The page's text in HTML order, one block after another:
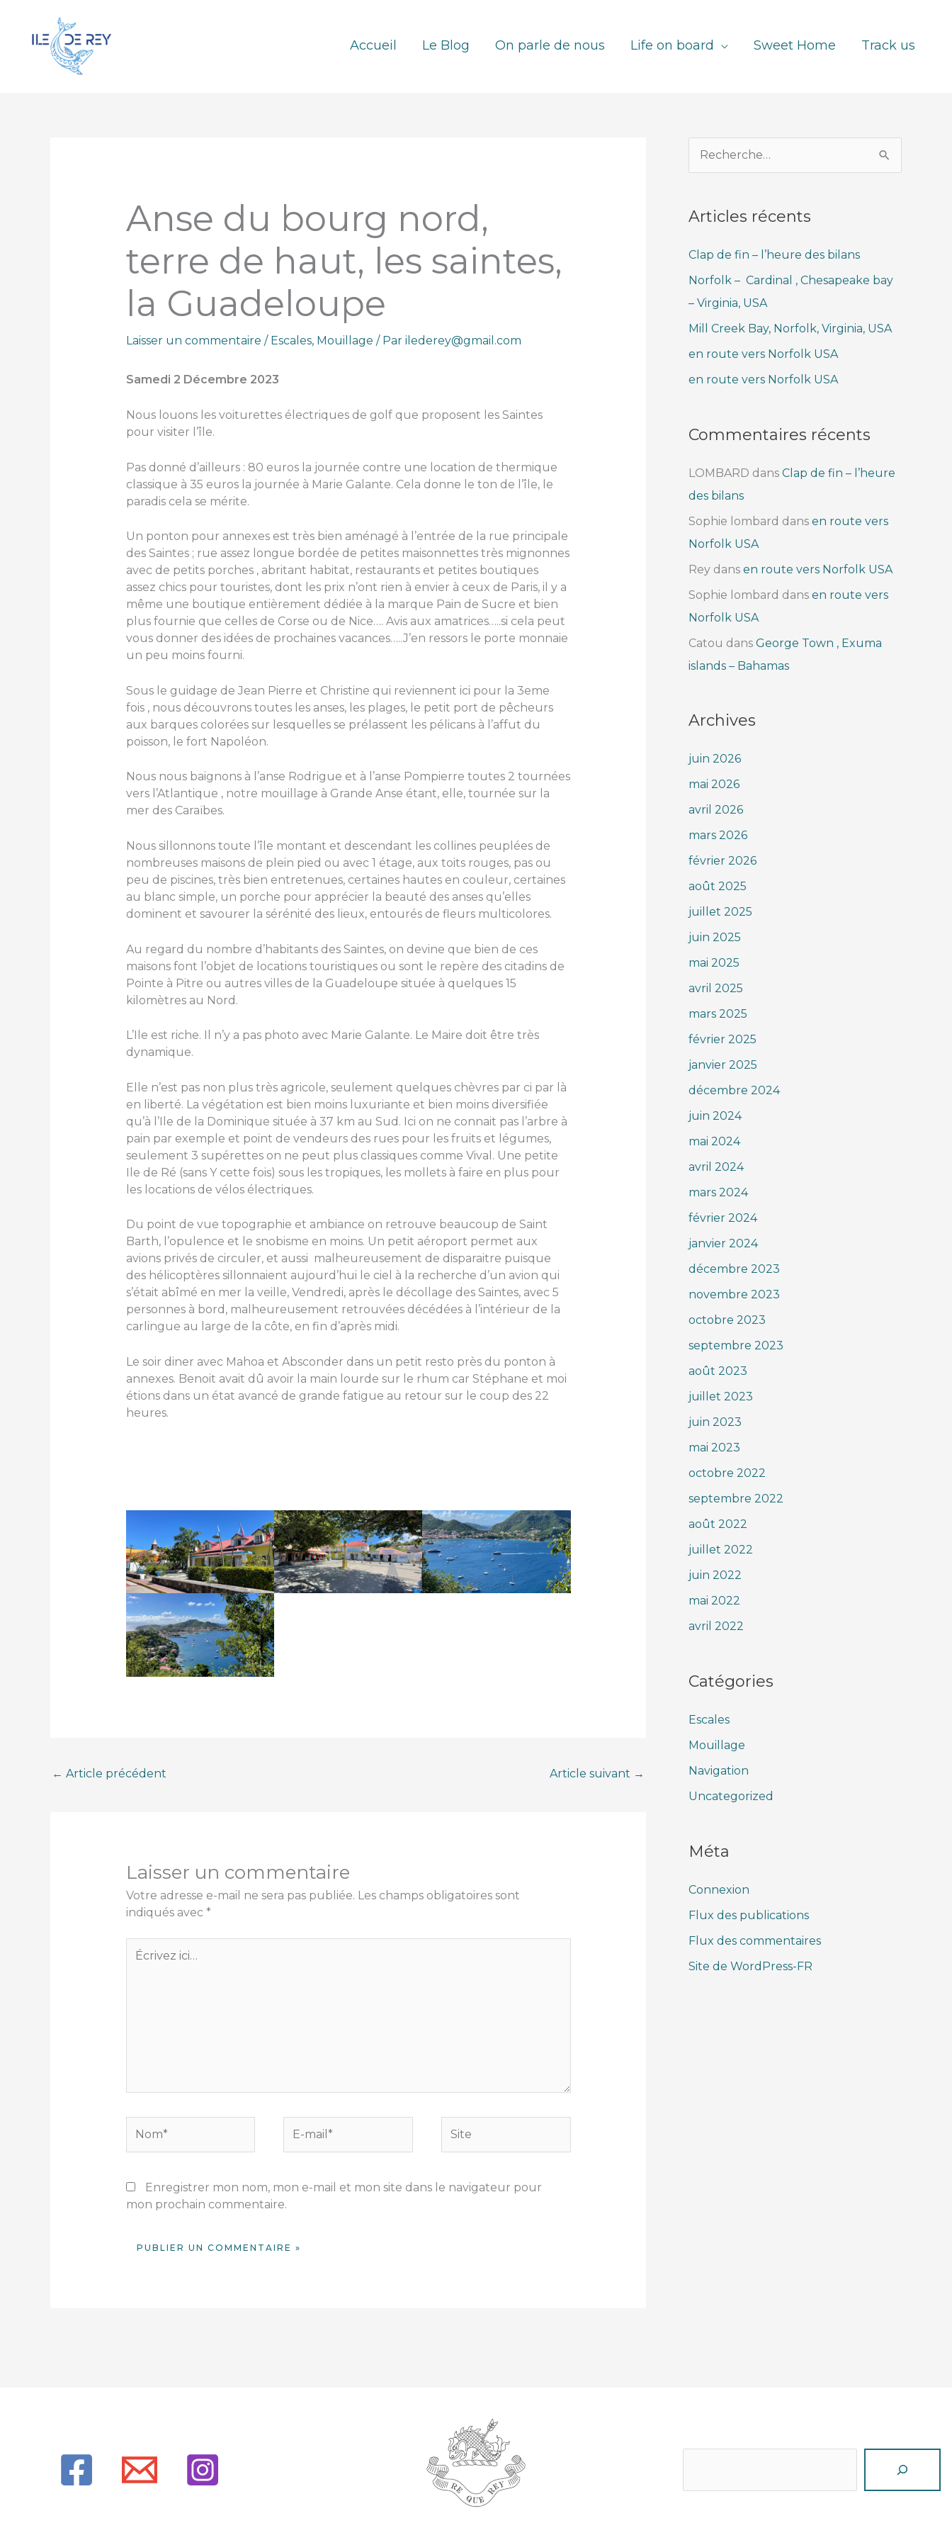
contenu
Accueil Le Blog On parle de nous Life on board Sweet Home Track us
Anse du bourg nord,
terre de haut, les saintes,
la Guadeloupe
Laisser un commentaire / Escales, Mouillage / Par ilederey@gmail.com
Samedi 2 Décembre 2023
Nous louons les voiturettes électriques de golf que proposent les Saintes
pour visiter l’île.
Pas donné d’ailleurs : 80 euros la journée contre une location de thermique
classique à 35 euros la journée à Marie Galante. Cela donne le ton de l’île, le
paradis cela se mérite.
Un ponton pour annexes est très bien aménagé à l’entrée de la rue principale
des Saintes ; rue assez longue bordée de petites maisonnettes très mignonnes
avec de petits porches , abritant habitat, restaurants et petites boutiques
assez chics pour touristes, dont les prix n’ont rien à envier à ceux de Paris, il y a
même une boutique entièrement dédiée à la marque Pain de Sucre et bien
plus fournie que celles de Corse ou de Nice…. Avis aux amatrices…..si cela peut
vous donner des idées de prochaines vacances…..J’en ressors le porte monnaie
un peu moins fourni.
Sous le guidage de Jean Pierre et Christine qui reviennent ici pour la 3eme
fois , nous découvrons toutes les anses, les plages, le petit port de pêcheurs
aux barques colorées sur lesquelles se prélassent les pélicans à l’affut du
poisson, le fort Napoléon.
Nous nous baignons à l’anse Rodrigue et à l’anse Pompierre toutes 2 tournées
vers l’Atlantique , notre mouillage à Grande Anse étant, elle, tournée sur la
mer des Caraïbes.
Nous sillonnons toute l’île montant et descendant les collines peuplées de
nombreuses maisons de plein pied ou avec 1 étage, aux toits rouges, pas ou
peu de piscines, très bien entretenues, certaines hautes en couleur, certaines
au blanc simple, un porche pour apprécier la beauté des anses qu’elles
dominent et savourer la sérénité des lieux, entourés de fleurs multicolores.
Au regard du nombre d’habitants des Saintes, on devine que bien de ces
maisons font l’objet de locations touristiques ou sont le repère des citadins de
Pointe à Pitre ou autres villes de la Guadeloupe située à quelques 15
kilomètres au Nord.
L’Ile est riche. Il n’y a pas photo avec Marie Galante. Le Maire doit être très
dynamique.
Elle n’est pas non plus très agricole, seulement quelques chèvres par ci par là
en liberté. La végétation est bien moins luxuriante et bien moins diversifiée
qu’à l’Ile de la Dominique située à 37 km au Sud. Ici on ne connait pas l’arbre à
pain par exemple et point de vendeurs des rues pour les fruits et légumes,
seulement 3 supérettes on ne peut plus classiques comme Vival. Une petite
Ile de Ré (sans Y cette fois) sous les tropiques, les mollets à faire en plus pour
les locations de vélos électriques.
Du point de vue topographie et ambiance on retrouve beaucoup de Saint
Barth, l’opulence et le snobisme en moins. Un petit aéroport permet aux
avions privés de circuler, et aussi malheureusement de disparaitre puisque
des hélicoptères sillonnaient aujourd’hui le ciel à la recherche d’un avion qui
s’était abîmé en mer la veille, Vendredi, après le décollage des Saintes, avec 5
personnes à bord, malheureusement retrouvées décédées à l’intérieur de la
carlingue au large de la côte, en fin d’après midi.
Le soir diner avec Mahoa et Absconder dans un petit resto près du ponton à
annexes. Benoit avait dû avoir la main lourde sur le rhum car Stéphane et moi
étions dans un état avancé de grande fatigue au retour sur le coup des 22
heures.
← Article précédent Article suivant →
Laisser un commentaire
Votre adresse e-mail ne sera pas publiée. Les champs obligatoires sont
indiqués avec *
Écrivez
ici…
mail*
Enregistrer mon nom, mon e-mail et mon site dans le navigateur pour
mon prochain commentaire.
e
h
r
c
h
e
r
Articles récents
Clap de fin – l’heure des bilans
Norfolk – Cardinal , Chesapeake bay
– Virginia, USA
Mill Creek Bay, Norfolk, Virginia, USA
en route vers Norfolk USA
en route vers Norfolk USA
Commentaires récents
LOMBARD dansClap de fin – l’heure
des bilans
Sophie lombard dansen route vers
Norfolk USA
Rey dansen route vers Norfolk USA
Sophie lombard dansen route vers
Norfolk USA
Catou dansGeorge Town , Exuma
islands – Bahamas
Archives
juin 2026
mai 2026
avril 2026
mars 2026
février 2026
août 2025
juillet 2025
juin 2025
mai 2025
avril 2025
mars 2025
février 2025
janvier 2025
décembre 2024
juin 2024
mai 2024
avril 2024
mars 2024
février 2024
janvier 2024
décembre 2023
novembre 2023
octobre 2023
septembre 2023
août 2023
juillet 2023
juin 2023
mai 2023
octobre 2022
septembre 2022
août 2022
juillet 2022
juin 2022
mai 2022
avril 2022
Catégories
Escales
Mouillage
Navigation
Uncategorized
Méta
Connexion
Flux des publications
Flux des commentaires
Site de WordPress-FR